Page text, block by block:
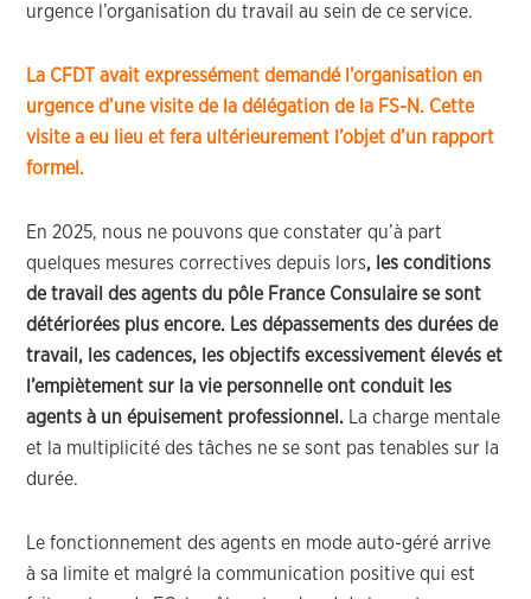
urgence l’organisation du travail au sein de ce service.
La CFDT avait expressément demandé l’organisation en
urgence d’une visite de la délégation de la FS-N. Cette
visite a eu lieu et fera ultérieurement l’objet d’un rapport
formel.
En 2025, nous ne pouvons que constater qu’à part
quelques mesures correctives depuis lors, les conditions
de travail des agents du pôle France Consulaire se sont
détériorées plus encore. Les dépassements des durées de
travail, les cadences, les objectifs excessivement élevés et
l’empiètement sur la vie personnelle ont conduit les
agents à un épuisement professionnel. La charge mentale
et la multiplicité des tâches ne se sont pas tenables sur la
durée.
Le fonctionnement des agents en mode auto-géré arrive
à sa limite et malgré la communication positive qui est